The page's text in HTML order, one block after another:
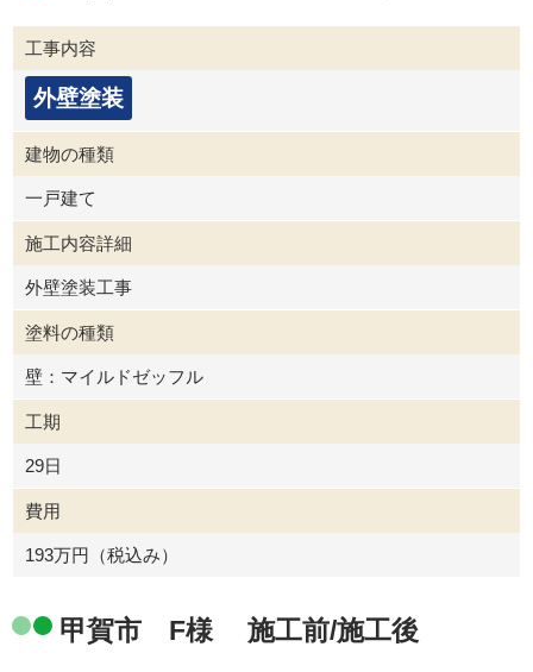
工事内容
外壁塗装
建物の種類
一戸建て
施工内容詳細
外壁塗装工事
塗料の種類
壁：マイルドゼッフル
工期
29日
費用
193万円（税込み）
甲賀市 F様 施工前/施工後